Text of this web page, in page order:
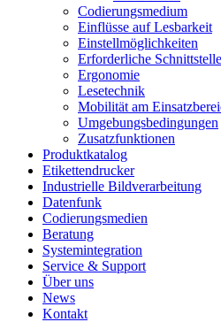
Codierungsmedium
Einflüsse auf Lesbarkeit
Einstellmöglichkeiten
Erforderliche Schnittstelle
Ergonomie
Lesetechnik
Mobilität am
Umgebungsbedingungen
Zusatzfunktionen
Produktkatalog
Etikettendrucker
Industrielle Bildverarbeitung
Datenfunk
Codierungs­medien
Beratung
System­integration
Service & Support
Über uns
News
Kontakt